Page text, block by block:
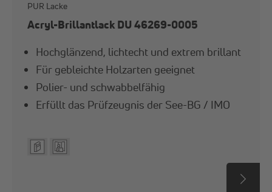
PUR Lacke
Acryl-Brillantlack DU 46269-0005
Hochglänzend, lichtecht und extrem brillant
Für gebleichte Holzarten geeignet
Polier- und schwabbelfähig
Erfüllt das Prüfzeugnis der See-BG / IMO